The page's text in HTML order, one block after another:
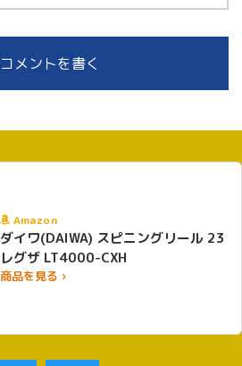
コメントを書く
Amazon
ダイワ(DAIWA) スピニングリール 23
レグザ LT4000-CXH
商品を見る ›